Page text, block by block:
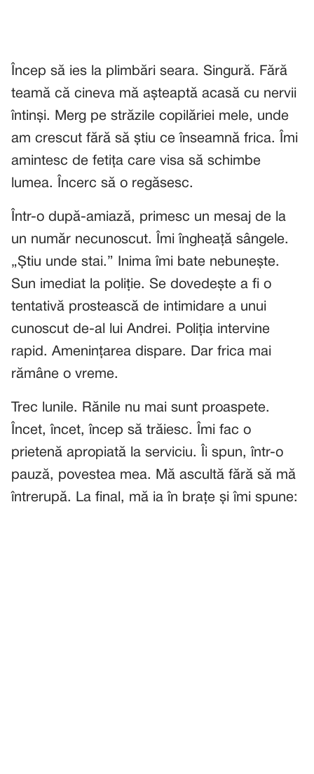
Încep să ies la plimbări seara. Singură. Fără
teamă că cineva mă așteaptă acasă cu nervii
întinși. Merg pe străzile copilăriei mele, unde
am crescut fără să știu ce înseamnă frica. Îmi
amintesc de fetița care visa să schimbe
lumea. Încerc să o regăsesc.
Într-o după-amiază, primesc un mesaj de la
un număr necunoscut. Îmi îngheață sângele.
„Știu unde stai.” Inima îmi bate nebunește.
Sun imediat la poliție. Se dovedește a fi o
tentativă prostească de intimidare a unui
cunoscut de-al lui Andrei. Poliția intervine
rapid. Amenințarea dispare. Dar frica mai
rămâne o vreme.
Trec lunile. Rănile nu mai sunt proaspete.
Încet, încet, încep să trăiesc. Îmi fac o
prietenă apropiată la serviciu. Îi spun, într-o
pauză, povestea mea. Mă ascultă fără să mă
întrerupă. La final, mă ia în brațe și îmi spune: